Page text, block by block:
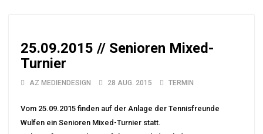
25.09.2015 // Senioren Mixed-
Turnier
AZ MEDIENDESIGN 28 AUG. 2015 TERMIN
Vom 25.09.2015 finden auf der Anlage der Tennisfreunde
Wulfen ein Senioren Mixed-Turnier statt.